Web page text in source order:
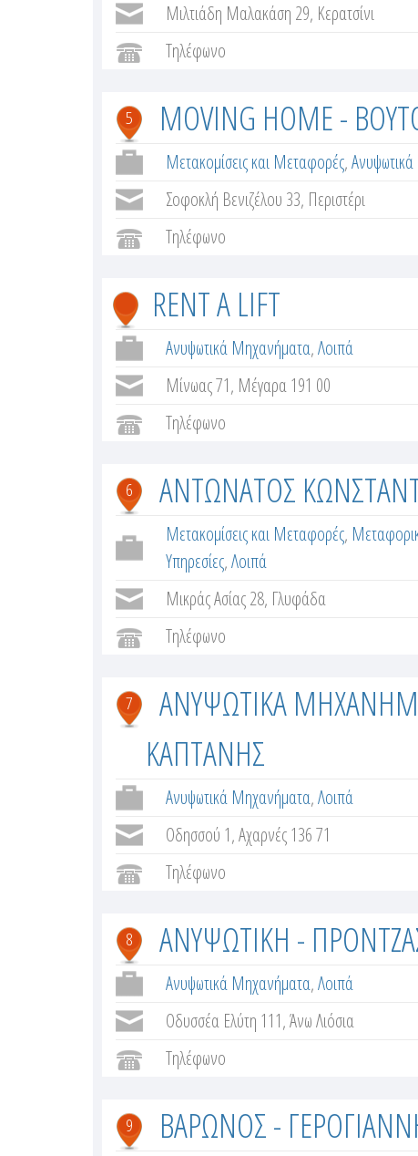
Μιλτιάδη Μαλακάση 29, Κερατσίνι
Τηλέφωνο
5 MOVING HOME -
Μετακομίσεις και Μεταφορές,
Σοφοκλή Βενιζέλου 33, Περιστέρι
Τηλέφωνο
RENT A LIFT
Ανυψωτικά Μηχανήματα,Λοιπά
Μίνωας 71, Μέγαρα 191 00
Τηλέφωνο
6 ΑΝΤΩΝΑΤΟΣ
Μετακομίσεις και Μεταφορές,
Υπηρεσίες,Λοιπά
Μικράς Ασίας 28, Γλυφάδα
Τηλέφωνο
7
ΑΝΥΨΩΤΙΚΑ
ΚΑΠΤΑΝΗΣ
Ανυψωτικά Μηχανήματα,Λοιπά
Οδησσού 1, Αχαρνές 136 71
Τηλέφωνο
8 ΑΝΥΨΩΤΙΚΗ -
Ανυψωτικά Μηχανήματα,Λοιπά
Οδυσσέα Ελύτη 111, Άνω Λιόσια
Τηλέφωνο
9 ΒΑΡΩΝΟΣ -